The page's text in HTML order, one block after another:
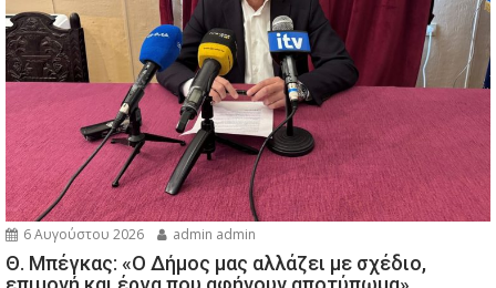
6 Αυγούστου 2026 admin admin
Θ. Μπέγκας: «Ο Δήμος μας αλλάζει με σχέδιο,